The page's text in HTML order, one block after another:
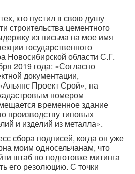
кто пустил в свою душу
строительства цементного
из письма на мое имя
государственного
Новосибирской области С.Г.
2019 года: «Согласно
документации,
Проект Срой», на
номером
временное здание
производству типовых
и изделий из металла».
сбора подписей, когда он уже
моим односельчанам, что
штаб по подготовке митинга
его резолюцию. С точки